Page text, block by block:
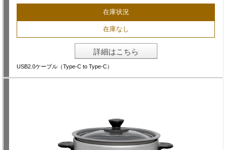
在庫状況
在庫なし
詳細はこちら
USB2.0ケーブル（Type-C to Type-C）